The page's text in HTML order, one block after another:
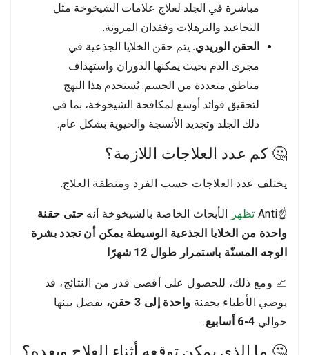
مباشرة في الجلد لعلاج علامات الشيخوخة مثل
التجاعيد والترهلات وفقدان المرونة.
الحقن الوريدي. يتم حقن الخلايا الجذعية في
مجرى الدم بحيث يمكنها الدوران واستهداف
مناطق متعددة من الجسم. يُستخدم هذا النهج
لتحقيق فوائد أوسع لمكافحة الشيخوخة، بما في
ذلك الجلد وتجديد الأنسجة والحيوية بشكل عام.
🤔 كم عدد العلاجات اللازمة؟
يختلف عدد العلاجات حسب الفرد ومنطقة العلاج.
☝️Anti تظهر الأبحاث الخاصة بالشيخوخة أنهحتى حقنة
واحدة من الخلايا الجذعية الوسيطة يمكن أن تجدد بشرة
الوجه المسنّة باستمرار طوال 12 شهرًا
.
📈 ومع ذلك، للحصول على أقصى قدر من النتائج، قد
يوصي الأطباء بحقنة واحدة إلى 3 حقن،
يفصل بينها
حوالي 4-6 أسابيع .
🤔 ما الذي يمكن توقعه أثناء العلاج وبعده؟